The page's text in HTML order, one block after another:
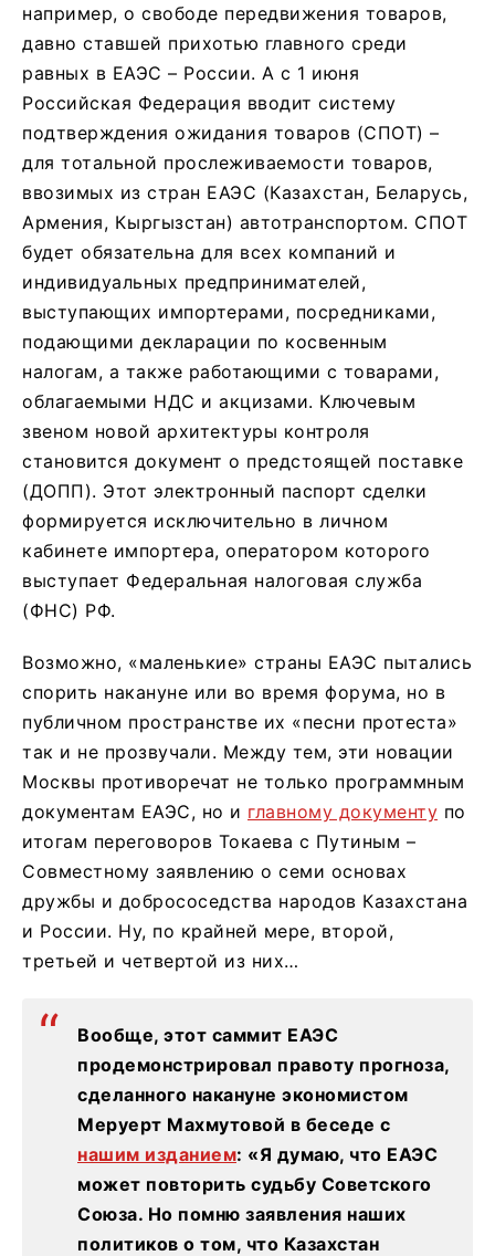
например, о свободе передвижения товаров,
давно ставшей прихотью главного среди
равных в ЕАЭС – России. А с 1 июня
Российская Федерация вводит систему
подтверждения ожидания товаров (СПОТ) –
для тотальной прослеживаемости товаров,
ввозимых из стран ЕАЭС (Казахстан, Беларусь,
Армения, Кыргызстан) автотранспортом. СПОТ
будет обязательна для всех компаний и
индивидуальных предпринимателей,
выступающих импортерами, посредниками,
подающими декларации по косвенным
налогам, а также работающими с товарами,
облагаемыми НДС и акцизами. Ключевым
звеном новой архитектуры контроля
становится документ о предстоящей поставке
(ДОПП). Этот электронный паспорт сделки
формируется исключительно в личном
кабинете импортера, оператором которого
выступает Федеральная налоговая служба
(ФНС) РФ.
Возможно, «маленькие» страны ЕАЭС пытались
спорить накануне или во время форума, но в
публичном пространстве их «песни протеста»
так и не прозвучали. Между тем, эти новации
Москвы противоречат не только программным
документам ЕАЭС, но и главному документу по
итогам переговоров Токаева с Путиным –
Совместному заявлению о семи основах
дружбы и добрососедства народов Казахстана
и России. Ну, по крайней мере, второй,
третьей и четвертой из них…
Вообще, этот саммит ЕАЭС
продемонстрировал правоту прогноза,
сделанного накануне экономистом
Меруерт Махмутовой в беседе с
нашим изданием: «Я думаю, что ЕАЭС
может повторить судьбу Советского
Союза. Но помню заявления наших
политиков о том, что Казахстан